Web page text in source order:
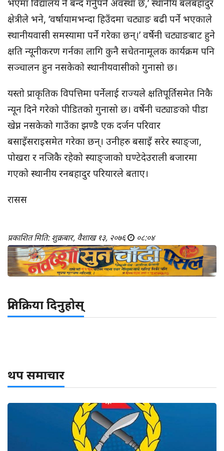
भएमा विद्यालय नै बन्द गर्नुपर्ने अवस्था छ,’ स्थानीय बलबहादुर
क्षेत्रीले भने, ‘वर्षायामभन्दा हिउँदमा चट्याङ बढी पर्ने भएकाले
स्थानीयवासी समस्यामा पर्ने गरेका छन्।’ वर्षेनी चट्याङबाट हुने
क्षति न्यूनीकरण गर्नका लागि कुनै सचेतनामूलक कार्यक्रम पनि
सञ्चालन हुन नसकेको स्थानीयवासीको गुनासो छ।
यस्तो प्राकृतिक विपत्तिमा पर्नेलाई राज्यले क्षतिपूर्तिसमेत निकै
न्यून दिने गरेको पीडितको गुनासो छ। वर्षेनी चट्याङको पीडा
खेप्न नसकेको गाउँका झण्डै एक दर्जन परिवार
बसाइँसराइसमेत गरेका छन्। उनीहरु बसाइँ सरेर स्याङ्जा,
पोखरा र नजिकै रहेको स्याङ्जाको घण्टेदेउराली बजारमा
गएको स्थानीय रनबहादुर परियारले बताए।
रासस
प्रकाशित मिति: शुक्रबार, वैशाख १३, २०७६ ०८:०४
प्रतिक्रिया दिनुहोस्
थप समाचार